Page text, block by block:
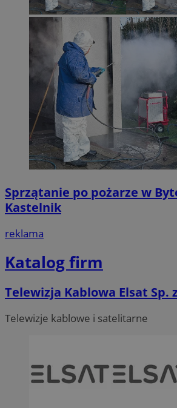
Sprzątanie po pożarze w
Kastelnik
reklama
Katalog firm
Telewizja Kablowa Elsat Sp.
Telewizje kablowe i satelitarne